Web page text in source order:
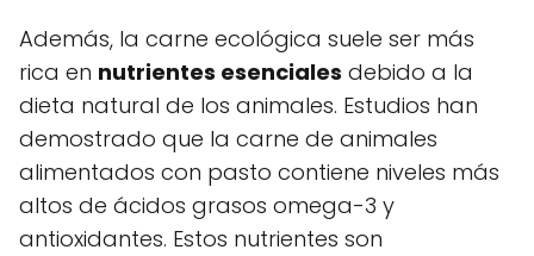
Además, la carne ecológica suele ser más
rica en nutrientes esenciales debido a la
dieta natural de los animales. Estudios han
demostrado que la carne de animales
alimentados con pasto contiene niveles más
altos de ácidos grasos omega-3 y
antioxidantes. Estos nutrientes son